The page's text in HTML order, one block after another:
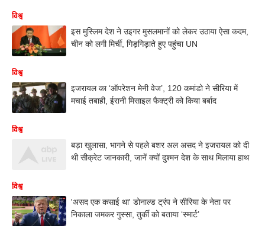
विश्व
इस मुस्लिम देश ने उइगर मुसलमानों को लेकर उठाया ऐसा कदम,
चीन को लगी मिर्ची, गिड़गिड़ाते हुए पहुंचा UN
विश्व
इजरायल का ‘ऑपरेशन मेनी वेज’, 120 कमांडो ने सीरिया में
मचाई तबाही, ईरानी मिसाइल फैक्ट्री को किया बर्बाद
विश्व
बड़ा खुलासा, भागने से पहले बशर अल असद ने इजरायल को दी
थी सीक्रेट जानकारी, जानें क्यों दुश्मन देश के साथ मिलाया हाथ
विश्व
'असद एक कसाई था' डोनाल्ड ट्रंप ने सीरिया के नेता पर
निकाला जमकर गुस्सा, तुर्की को बताया ‘स्मार्ट’